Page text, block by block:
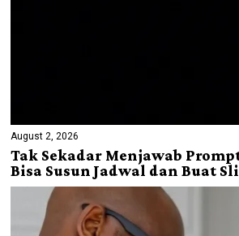
August 2, 2026
Tak Sekadar Menjawab
Bisa Susun Jadwal dan Buat